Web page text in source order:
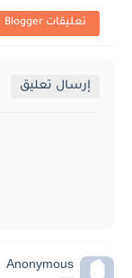
تعليقات Blogger
إرسال تعليق
Anonymous